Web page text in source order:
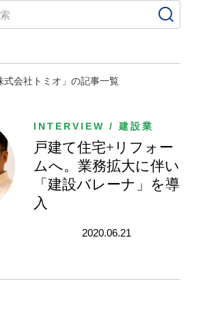
式会社トミオ」の記事一覧
INTERVIEW / 建設業
戸建て住宅+リフォー
ムへ。業務拡大に伴い
「建設バレーナ」を導
入
2020.06.21